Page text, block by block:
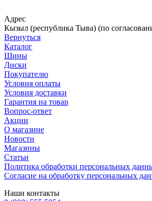
Адрес
Кызыл (республика Тыва) (по
Вернуться
Каталог
Шины
Диски
Покупателю
Условия оплаты
Условия доставки
Гарантия на товар
Вопрос-ответ
Акции
О магазине
Новости
Магазины
Статьи
Политика обработки персональных
Согласие на обработку персональных
Наши контакты